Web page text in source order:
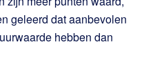
geleerd dat aanbevolen
hebben dan